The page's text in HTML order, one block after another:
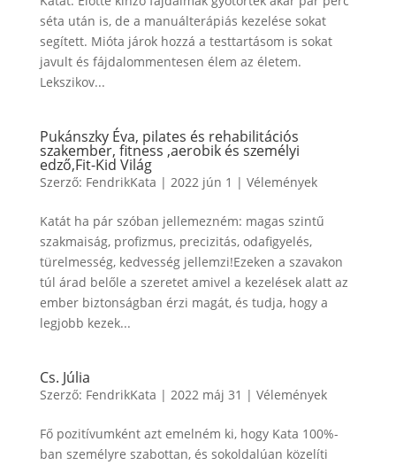
séta után is, de a manuálterápiás kezelése sokat
segített. Mióta járok hozzá a testtartásom is sokat
javult és fájdalommentesen élem az életem.
Lekszikov...
Pukánszky Éva, pilates és rehabilitációs
szakember, fitness ,aerobik és személyi
edző,Fit-Kid Világ
Szerző: FendrikKata | 2022 jún 1 | Vélemények
Katát ha pár szóban jellemezném: magas szintű
szakmaiság, profizmus, precizitás, odafigyelés,
türelmesség, kedvesség jellemzi!Ezeken a szavakon
túl árad belőle a szeretet amivel a kezelések alatt az
ember biztonságban érzi magát, és tudja, hogy a
legjobb kezek...
Cs. Júlia
Szerző: FendrikKata | 2022 máj 31 | Vélemények
Fő pozitívumként azt emelném ki, hogy Kata 100%-
ban személyre szabottan, és sokoldalúan közelíti